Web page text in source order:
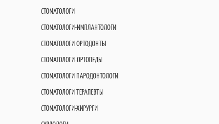
СТОМАТОЛОГИ
СТОМАТОЛОГИ-ИМПЛАНТОЛОГИ
СТОМАТОЛОГИ ОРТОДОНТЫ
СТОМАТОЛОГИ-ОРТОПЕДЫ
СТОМАТОЛОГИ ПАРОДОНТОЛОГИ
СТОМАТОЛОГИ ТЕРАПЕВТЫ
СТОМАТОЛОГИ-ХИРУРГИ